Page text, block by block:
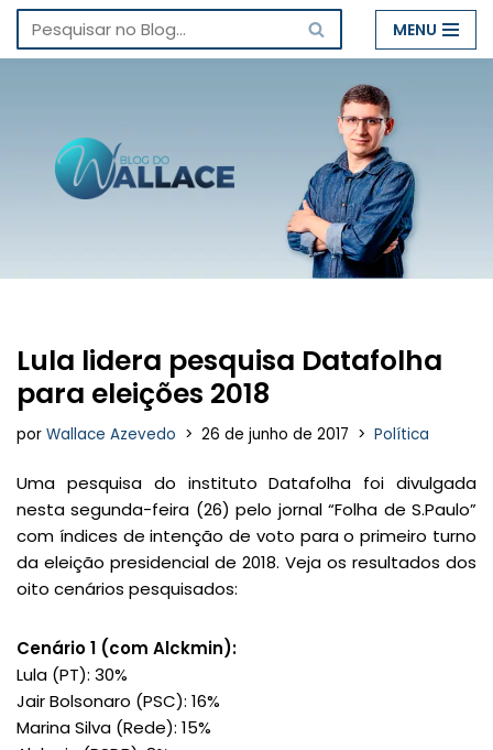
Pular
conteúdo
MENU
Lula lidera pesquisa Datafolha
para eleições 2018
por Wallace Azevedo 26 de junho de 2017 Política
Uma pesquisa do instituto Datafolha foi divulgada
nesta segunda-feira (26) pelo jornal “Folha de S.Paulo”
com índices de intenção de voto para o primeiro turno
da eleição presidencial de 2018. Veja os resultados dos
oito cenários pesquisados:
Cenário 1 (com Alckmin):
Lula (PT): 30%
Jair Bolsonaro (PSC): 16%
Marina Silva (Rede): 15%